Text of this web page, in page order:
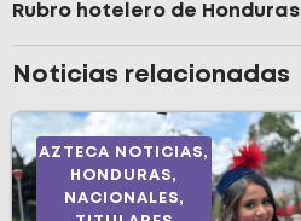
Rubro hotelero de Honduras
Noticias relacionadas
AZTECA NOTICIAS,
HONDURAS,
NACIONALES,